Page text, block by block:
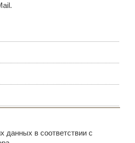
данных в соответствии с